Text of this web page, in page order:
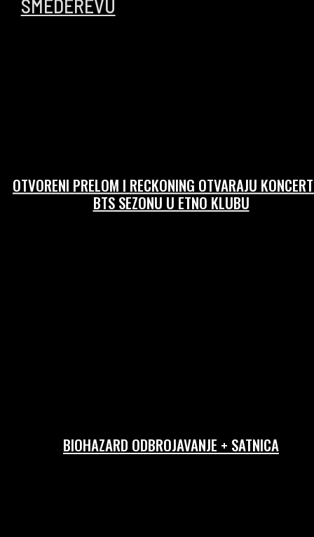
SMEDEREVU
OTVORENI PRELOM I RECKONING OTVARAJU
BTS SEZONU U ETNO KLUBU
BIOHAZARD ODBROJAVANJE + SATNICA